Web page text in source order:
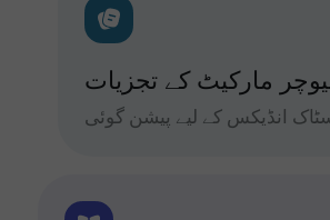
مارکیٹ کے تجزیات
انڈیکس کے لیے پیشن گوئی